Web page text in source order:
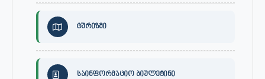
ტურიზმი
საინფორმაციო ბიულეტინი